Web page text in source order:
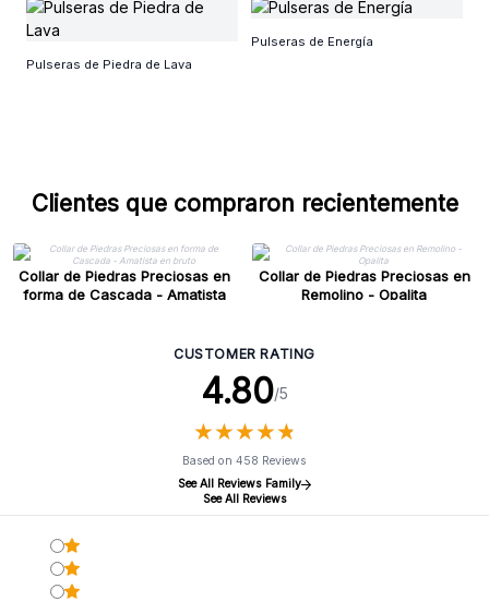
Pulseras de Piedra de Lava
Pulseras de Energía
Clientes que compraron recientemente
Collar de Piedras Preciosas en
forma de Cascada - Amatista
Collar de Piedras Preciosas en
Remolino - Opalita
CUSTOMER RATING
4.80/5
★★★★★
★★★★★
Based on 458 Reviews
See All Reviews Family
See All Reviews